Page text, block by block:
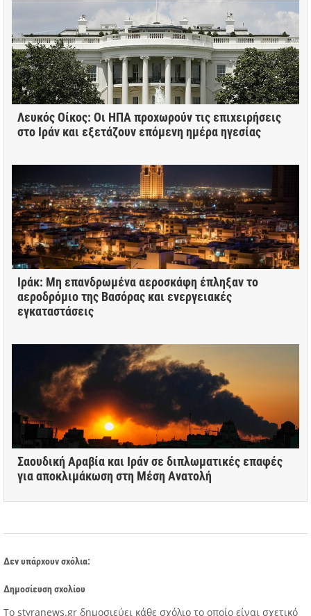
Λευκός Οίκος: Οι ΗΠΑ προχωρούν τις επιχειρήσεις
στο Ιράν και εξετάζουν επόμενη ημέρα ηγεσίας
Ιράκ: Μη επανδρωμένα αεροσκάφη έπληξαν το
αεροδρόμιο της Βασόρας και ενεργειακές
εγκαταστάσεις
Σαουδική Αραβία και Ιράν σε διπλωματικές επαφές
για αποκλιμάκωση στη Μέση Ανατολή
Δεν υπάρχουν σχόλια:
Δημοσίευση σχολίου
Tο styranews.gr δημοσιεύει κάθε σχόλιο το οποίο είναι σχετικό